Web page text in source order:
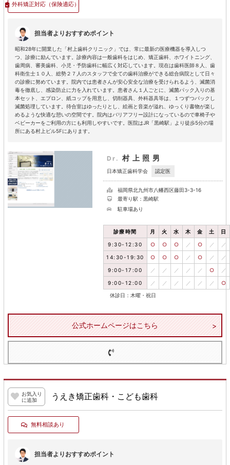
外科矯正対応（保険適応）
担当者よりおすすめポイント
昭和28年に開業した「村上歯科クリニック」では、常に最新の医療機器を導入しつ
つ、診療に励んでいます。診療内容は一般歯科をはじめ、矯正歯科、ホワイトニング、
歯周病、審美歯科、小児・予防歯科に幅広く対応しています。現在は歯科医師８人、歯
科衛生士１０人、総勢２７人のスタッフで全ての歯科治療ができる総合病院として日々
の診療に努めています。院内では患者さんが安心安全な治療を受けられるよう、滅菌消
毒を徹底し、感染防止に力を入れています。患者さん１人ごとに、滅菌パック入りの基
本セット、エプロン、紙コップを用意し、切削器具、外科器具等は、１つずつパックし
滅菌処理しています。待合室はゆったりとし、絵画と音楽が溢れ、ゆっくり書物が楽し
めるような快適な憩いの空間です。院内はバリアフリー設計になっているので車椅子や
ベビーカーをご利用の方にも利用しやすいです。医院はJR「黒崎駅」より徒歩5分の場
所にある村上ビル5Fにあります。
Dr. 村上照男
日本矯正歯科学会 認定医
福岡県北九州市八幡西区藤田3-3-16
最寄り駅：黒崎駅
駐車場あり
診療時間 月 火 水 木 金 土 日
9:30-12:30 ○ ○ ○ ／ ○ ／ ／
14:30-19:30 ○ ○ ○ ／ ○ ／ ／
9:00-17:00 ／ ／ ／ ／ ／ ○ ／
9:00-12:00 ／ ／ ／ ／ ／ ／ ○
休診日：木曜・祝日
公式ホームページはこちら
お気入り
に追加
うえき矯正歯科・こども歯科
無料相談あり
担当者よりおすすめポイント